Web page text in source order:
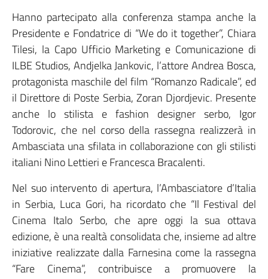
Hanno partecipato alla conferenza stampa anche la
Presidente e Fondatrice di “We do it together”, Chiara
Tilesi, la Capo Ufficio Marketing e Comunicazione di
ILBE Studios, Andjelka Jankovic, l’attore Andrea Bosca,
protagonista maschile del film “Romanzo Radicale”, ed
il Direttore di Poste Serbia, Zoran Djordjevic. Presente
anche lo stilista e fashion designer serbo, Igor
Todorovic, che nel corso della rassegna realizzerà in
Ambasciata una sfilata in collaborazione con gli stilisti
italiani Nino Lettieri e Francesca Bracalenti.
Nel suo intervento di apertura, l’Ambasciatore d’Italia
in Serbia, Luca Gori, ha ricordato che “Il Festival del
Cinema Italo Serbo, che apre oggi la sua ottava
edizione, è una realtà consolidata che, insieme ad altre
iniziative realizzate dalla Farnesina come la rassegna
“Fare Cinema”, contribuisce a promuovere la